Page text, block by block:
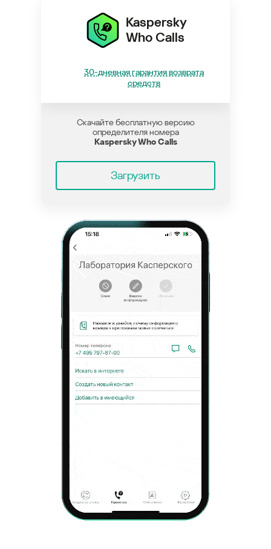
Kaspersky
Who Calls
30-дневная гарантия возврата
средств
Скачайте бесплатную версию
определителя номера
Kaspersky Who Calls
Загрузить